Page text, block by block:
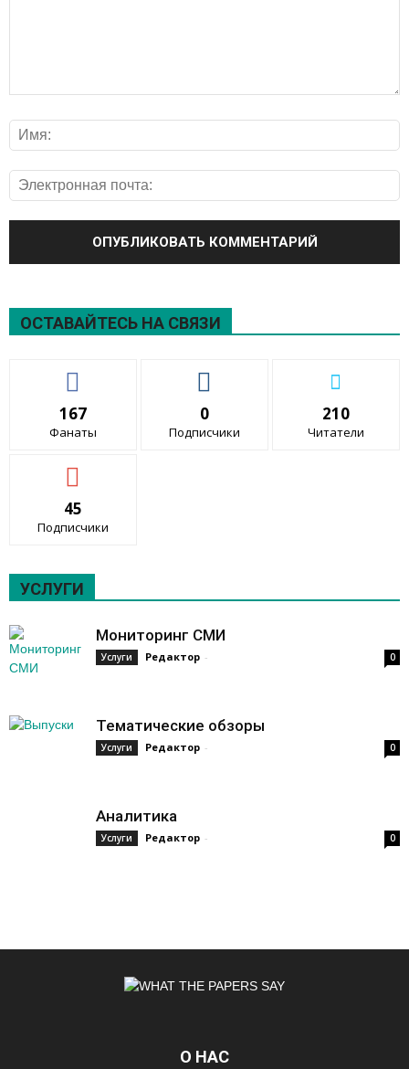
ОСТАВАЙТЕСЬ НА СВЯЗИ
167
Фанаты
0
Подписчики
210
Читатели
45
Подписчики
УСЛУГИ
Мониторинг СМИ
Услуги Редактор - 0
Тематические обзоры
Услуги Редактор - 0
Аналитика
Услуги Редактор - 0
О НАС